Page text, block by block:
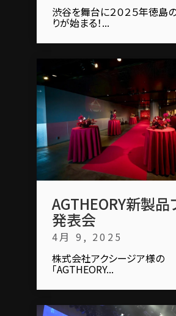
渋谷を舞台に２０２５年徳島
りが始まる！...
AGTHEORY新製品
発表会
4月 9, 2025
株式会社アクシージア様の
「AGTHEORY...